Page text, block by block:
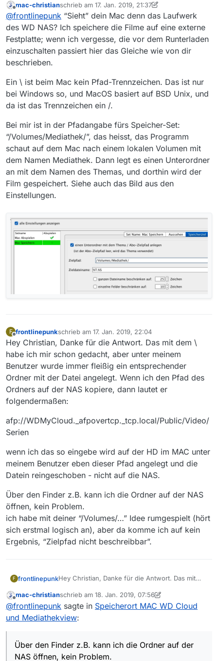
Mediathekview auf dem MACBOOK Mojave in
Verbindung mit eine Western Digital NAS. Mit
Windows hat das bisher immer toll funktioniert,
aber seitdem der Apple im Haushalt eingeziogen
ist, verwirrt er uns doch ziemlich. Mit OSX bin ich
noch nicht 100 % firm. Mediathekview soll die
Problem: Der Speicherpfad ist auf die WD NAS
gelegt:
\WDMyCloud\Public\Video\Serien
allerdings legt Medieathekview bei Download
(z.B. aus der Abendschau) stets einen neuen
Ordner auf
acintosh HD⁩ ▸ ⁨Benutzer⁩ ▸ XX ▸
ich bekomme das nicht hin, hat jemand einen
heißen Tipp für mich?
Offline
mac-christianschrieb am 17. Jan. 2019, 21:37
zuletzt editiert von mac-christian
@frontlinepunk “Sieht” dein Mac denn das Laufwerk
des WD NAS? Ich speichere die Filme auf eine externe
Festplatte; wenn ich vergesse, die vor dem Runterladen
einzuschalten passiert hier das Gleiche wie von dir
beschrieben.
Ein \ ist beim Mac kein Pfad-Trennzeichen. Das ist nur
bei Windows so, und MacOS basiert auf BSD Unix, und
da ist das Trennzeichen ein /.
Bei mir ist in der Pfadangabe fürs Speicher-Set:
“/Volumes/Mediathek/”, das heisst, das Programm
schaut auf dem Mac nach einem lokalen Volumen mit
dem Namen Mediathek. Dann legt es einen Unterordner
an mit dem Namen des Themas, und dorthin wird der
Film gespeichert. Siehe auch das Bild aus den
Einstellungen.
F
Offline
frontlinepunkschrieb am 17. Jan. 2019, 22:04
zuletzt editiert von
Hey Christian, Danke für die Antwort. Das mit dem \
habe ich mir schon gedacht, aber unter meinem
Benutzer wurde immer fleißig ein entsprechender
Ordner mit der Datei angelegt. Wenn ich den Pfad des
Ordners auf der NAS kopiere, dann lautet er
folgendermaßen:
afp://WDMyCloud._afpovertcp._tcp.local/Public/Video/
Serien
wenn ich das so eingebe wird auf der HD im MAC unter
meinem Benutzer eben dieser Pfad angelegt und die
Datein reingeschoben - nicht auf die NAS.
Über den Finder z.B. kann ich die Ordner auf der NAS
öffnen, kein Problem.
ich habe mit deiner “/Volumes/…” Idee rumgespielt (hört
sich erstmal logisch an), aber da komme ich auf kein
Ergebnis, “Zielpfad nicht beschreibbar”.
F frontlinepunkHey Christian, Danke für die Antwort. Das mit
meinem Benutzer wurde immer fleißig ein
entsprechender Ordner mit der Datei angelegt.
Wenn ich den Pfad des Ordners auf der NAS
afp://WDMyCloud._afpovertcp._tcp.local/Public/V
ideo/Serien
wenn ich das so eingebe wird auf der HD im
auf die NAS.
NAS öffnen, kein Problem.
ich habe mit deiner “/Volumes/…” Idee
Offline
mac-christianschrieb am 18. Jan. 2019, 07:56
zuletzt editiert von mac-christian
@frontlinepunk sagte in Speicherort MAC WD Cloud
und Mediathekview:
Über den Finder z.B. kann ich die Ordner auf der
NAS öffnen, kein Problem.